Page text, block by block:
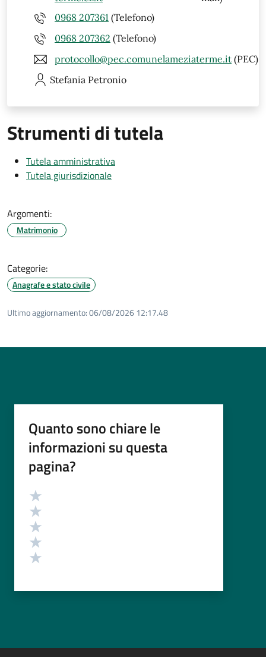
0968 207361 (Telefono)
0968 207362 (Telefono)
protocollo@pec.comunelameziaterme.it (PEC)
Stefania Petronio
Strumenti di tutela
Tutela amministrativa
Tutela giurisdizionale
Argomenti:
Matrimonio
Categorie:
Anagrafe e stato civile
Ultimo aggiornamento:06/08/2026 12:17.48
Quanto sono chiare le
informazioni su questa
pagina?
Valutazione